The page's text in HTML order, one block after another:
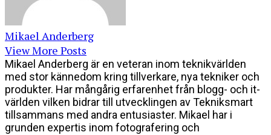
Mikael Anderberg
View More Posts
Mikael Anderberg är en veteran inom teknikvärlden
med stor kännedom kring tillverkare, nya tekniker och
produkter. Har mångårig erfarenhet från blogg- och it-
världen vilken bidrar till utvecklingen av Tekniksmart
tillsammans med andra entusiaster. Mikael har i
grunden expertis inom fotografering och